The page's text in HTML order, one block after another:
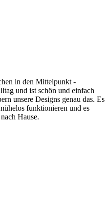
in den Mittelpunkt -
und ist schön und einfach
unsere Designs genau das. Es
funktionieren und es
Hause.